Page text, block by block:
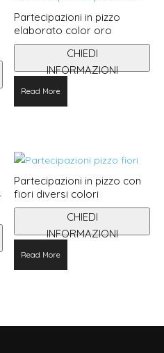
Partecipazioni in pizzo
elaborato color oro
CHIEDI
INFORMAZIONI
Read More
Partecipazioni in pizzo con
fiori diversi colori
CHIEDI
INFORMAZIONI
Read More